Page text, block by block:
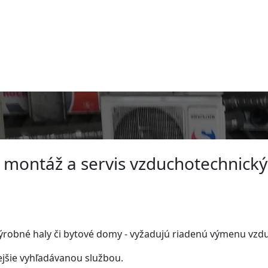
a servis
haly či bytové domy - vyžadujú riadenú výmenu
vyhľadávanou službou.